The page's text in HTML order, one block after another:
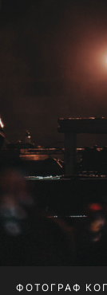
ФОТОГРАФ